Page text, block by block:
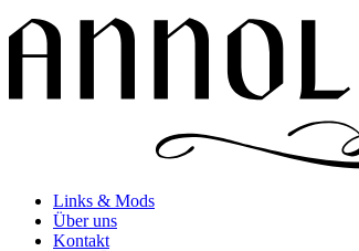
Links & Mods
Über uns
Kontakt